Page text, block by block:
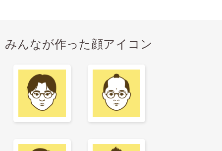
みんなが作った顔アイコン